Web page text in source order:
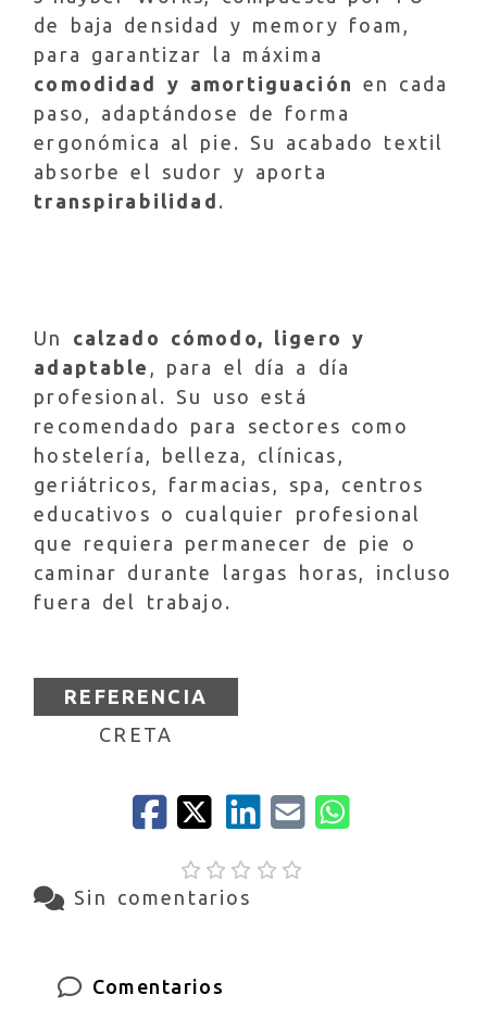
de baja densidad y memory foam,
para garantizar la máxima
comodidad y amortiguación en cada
paso, adaptándose de forma
ergonómica al pie. Su acabado textil
absorbe el sudor y aporta
transpirabilidad .
Un calzado cómodo, ligero y
adaptable , para el día a día
profesional. Su uso está
recomendado para sectores como
hostelería, belleza, clínicas,
geriátricos, farmacias, spa, centros
educativos o cualquier profesional
que requiera permanecer de pie o
caminar durante largas horas, incluso
fuera del trabajo.
REFERENCIA
CRETA
Sin comentarios
Comentarios